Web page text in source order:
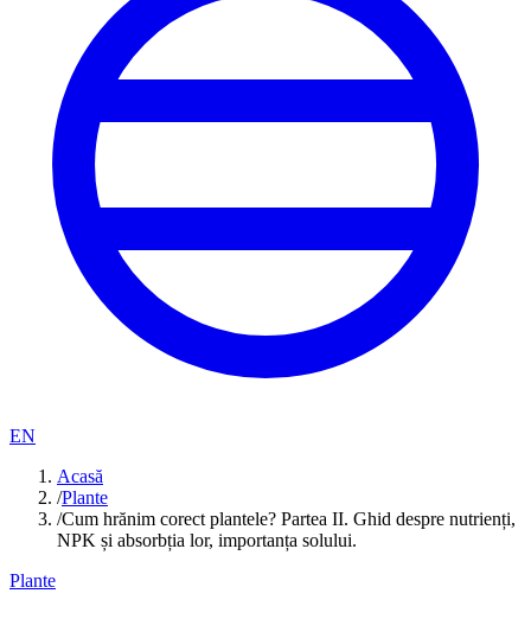
EN
Acasă
/Plante
/Cum hrănim corect plantele? Partea II. Ghid despre nutrienți,
NPK și absorbția lor, importanța solului.
Plante